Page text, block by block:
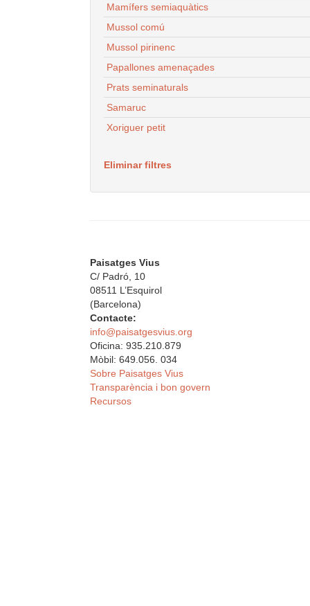
Mamífers semiaquàtics
Mussol comú
Mussol pirinenc
Papallones amenaçades
Prats seminaturals
Samaruc
Xoriguer petit
Eliminar filtres
Paisatges Vius
C/ Padró, 10
08511 L’Esquirol
(Barcelona)
Contacte:
info@paisatgesvius.org
Oficina: 935.210.879
Mòbil: 649.056. 034
Sobre Paisatges Vius
Transparència i bon govern
Recursos